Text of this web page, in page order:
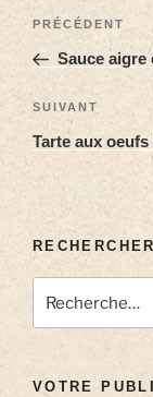
PRÉCÉDENT
Sauce aigre
SUIVANT
Tarte aux
RECHERCHER
VOTRE